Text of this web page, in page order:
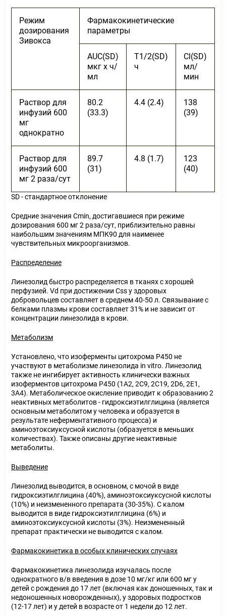
Режим
дозирования
Зивокса
Фармакокинетические
параметры
AUC(SD)
мкг х ч/
мл
T1/2(SD)
ч
Cl(SD)
мл/
мин
Раствор для
инфузий 600
мг
однократно
80.2
(33.3)
4.4 (2.4)
138
(39)
Раствор для
инфузий 600
мг 2 раза/сут
89.7
(31)
4.8 (1.7)
123
(40)
SD - стандартное отклонение
Средние значения Сmin, достигавшиеся при режиме
дозирования 600 мг 2 раза/сут, приблизительно равны
наибольшим значениям МПК90 для наименее
чувствительных микроорганизмов.
Распределение
Линезолид быстро распределяется в тканях с хорошей
перфузией. Vd при достижении Cssу здоровых
добровольцев составляет в среднем 40-50 л. Связывание с
белками плазмы крови составляет 31% и не зависит от
концентрации линезолида в крови.
Метаболизм
Установлено, что изоферменты цитохрома P450 не
участвуют в метаболизме линезолида in vitro. Линезолид
также не ингибирует активность клинически важных
изоферментов цитохрома P450 (1А2, 2С9, 2С19, 2D6, 2Е1,
3А4). Метаболическое окисление приводит к образованию 2
неактивных метаболитов - гидроксиэтилглицина (является
основным метаболитом у человека и образуется в
результате неферментативного процесса) и
аминоэтоксиуксусной кислоты (образуется в меньших
количествах). Также описаны другие неактивные
метаболиты.
Выведение
Линезолид выводится, в основном, с мочой в виде
гидроксиэтилглицина (40%), аминоэтоксиуксусной кислоты
(10%) и неизмененного препарата (30-35%). С калом
выводится в виде гидроксиэтилглицина (6%) и
аминоэтоксиуксусной кислоты (3%). Неизмененный
препарат практически не выводится с калом.
Фармакокинетика в особых клинических случаях
Фармакокинетика линезолида изучалась после
однократного в/в введения в дозе 10 мг/кг или 600 мг у
детей с рождения до 17 лет (включая как доношенных, так и
недоношенных новорожденных), у здоровых подростков
(12-17 лет) и у детей в возрасте от 1 недели до 12 лет.